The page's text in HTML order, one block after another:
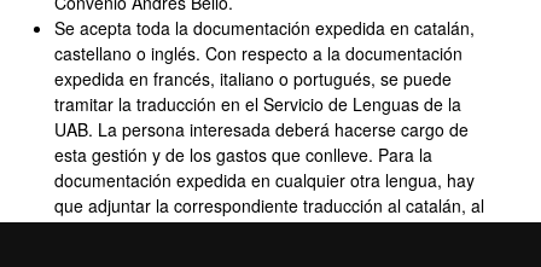
Se acepta toda la documentación expedida en catalán,
castellano o inglés. Con respecto a la documentación
expedida en francés, italiano o portugués, se puede
tramitar la traducción en el Servicio de Lenguas de la
UAB. La persona interesada deberá hacerse cargo de
esta gestión y de los gastos que conlleve. Para la
documentación expedida en cualquier otra lengua, hay
que adjuntar la correspondiente traducción al catalán, al